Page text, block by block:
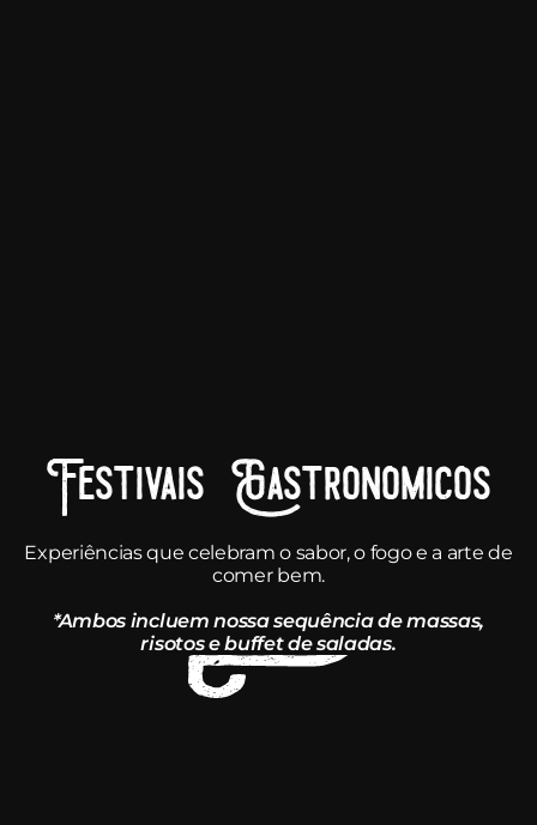
Festivais Gastronomicos
Experiências que celebram o sabor, o fogo e a arte de
comer bem.
*Ambos incluem nossa sequência de massas,
risotos e buffet de saladas.